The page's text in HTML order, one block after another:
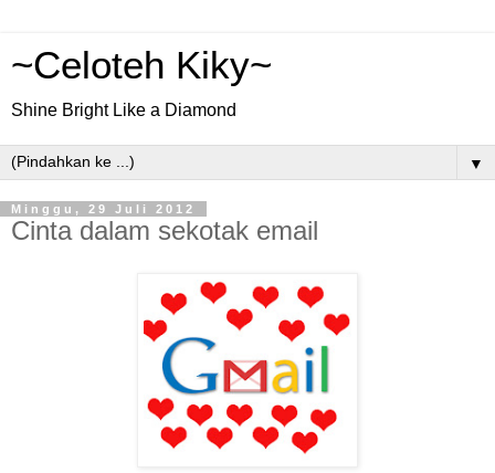
~Celoteh Kiky~
Shine Bright Like a Diamond
▼
Minggu, 29 Juli 2012
Cinta dalam sekotak email